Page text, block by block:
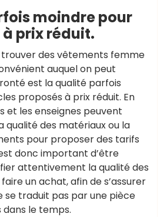
moindre pour
prix réduit.
trouver des vêtements femme
auquel on peut
est la qualité parfois
proposés à prix réduit. En
et les enseignes peuvent
qualité des matériaux ou la
pour proposer des tarifs
donc important d’être
attentivement la qualité des
un achat, afin de s’assurer
se traduit pas par une pièce
dans le temps.